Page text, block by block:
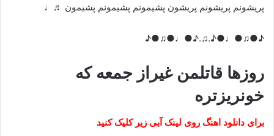
پریشونم پریشونم پریشون پشیمونم پشیمونم پشیمون ♬♩
♪●♫●♩●♪.♫.♪●♩●♫●♪
روزها قاتلمن غیراز جمعه که
خونریزتره
برای دانلود اهنگ روی لینک آبی زیر کلیک کنید